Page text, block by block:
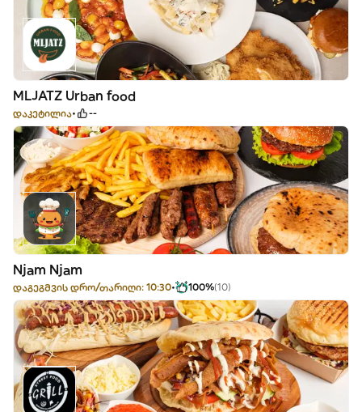
MLJATZ Urban food
დაკეტილია --
Njam Njam
დაგეგმვის დრო/თარიღი: 10:30 100%(10)